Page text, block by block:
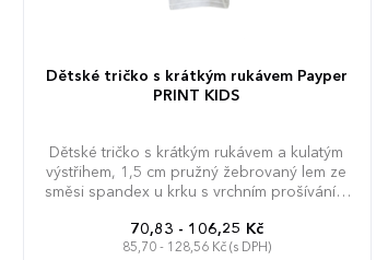
Dětské tričko s krátkým rukávem Payper
PRINT KIDS
Dětské tričko s krátkým rukávem a kulatým
výstřihem, 1,5 cm pružný žebrovaný lem ze
směsi spandex u krku s vrchním prošíváním
70,83 - 106,25 Kč
85,70 - 128,56 Kč (s DPH)